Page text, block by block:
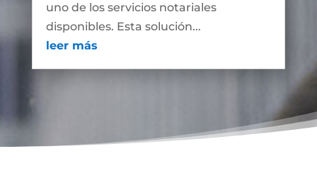
uno de los servicios notariales
disponibles. Esta solución...
leer más